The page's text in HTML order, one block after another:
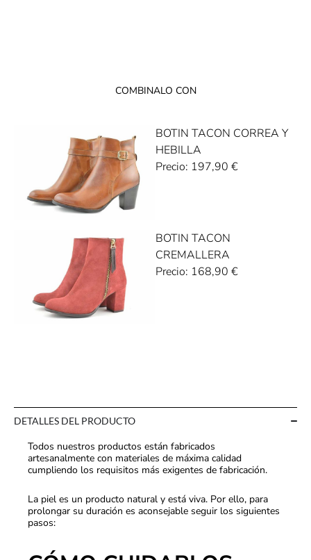
COMBINALO CON
BOTIN TACON CORREA Y
HEBILLA
Precio: 197,90 €
BOTIN TACON
CREMALLERA
Precio: 168,90 €
DETALLES DEL PRODUCTO
Todos nuestros productos están fabricados
artesanalmente con materiales de máxima calidad
cumpliendo los requisitos más exigentes de fabricación.
La piel es un producto natural y está viva. Por ello, para
prolongar su duración es aconsejable seguir los siguientes
pasos: